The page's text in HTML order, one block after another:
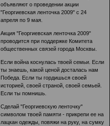
объявляют о проведении акции
"Георгиевская ленточка 2009" с 24
апреля по 9 мая.
Акция "Георгиевская ленточка 2009"
проводится при поддержке Комитета
общественных связей города Москвы.
Если война коснулась твоей семьи. Если
ты знаешь, какой ценой досталась нам
Победа. Если ты гордишься своей
историей, своей страной, своей семьей.
Если ты помнишь.
Сделай "Георгиевскую ленточку"
символом твоей памяти - прикрепи ее на
лацкан одежды, повяжи на руку, на сумку